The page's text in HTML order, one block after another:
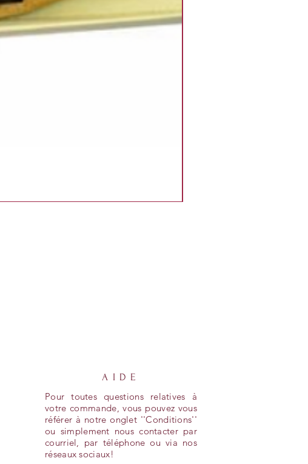
AIDE
Pour toutes questions relatives à
votre commande, vous pouvez vous
référer à notre onglet ''Conditions''
ou simplement nous contacter par
courriel, par téléphone ou via nos
réseaux sociaux!